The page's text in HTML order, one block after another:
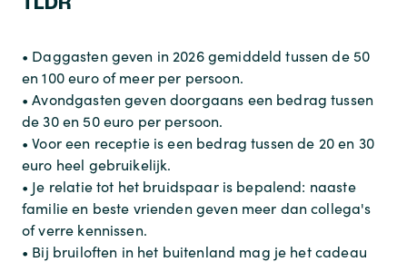
• Daggasten geven in 2026 gemiddeld tussen de 50
en 100 euro of meer per persoon.
• Avondgasten geven doorgaans een bedrag tussen
de 30 en 50 euro per persoon.
• Voor een receptie is een bedrag tussen de 20 en 30
euro heel gebruikelijk.
• Je relatie tot het bruidspaar is bepalend: naaste
familie en beste vrienden geven meer dan collega's
of verre kennissen.
• Bij bruiloften in het buitenland mag je het cadeau